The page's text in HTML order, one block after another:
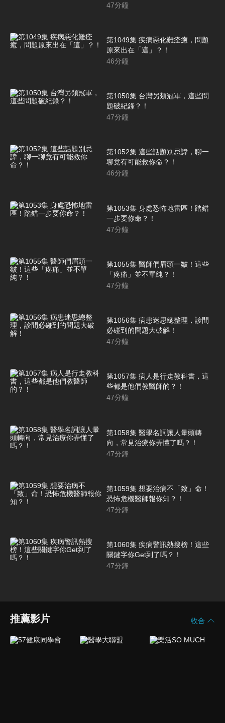
47分鐘
第1049集 疾病惡化難痊癒，問題
原來出在「這」？！
46分鐘
第1050集 台灣另類冠軍，這些問
題破紀錄？！
47分鐘
第1052集 這些話題別忌諱，聊一
聊竟有可能救你命？！
46分鐘
第1053集 身處恐怖地雷區！踏錯
一步要你命？！
47分鐘
第1055集 醫師們眉頭一皺！這些
「疼痛」並不單純？！
47分鐘
第1056集 病患迷思總整理，診間
必碰到的問題大破解！
47分鐘
第1057集 病人是行走教科書，這
些都是他們教醫師的？！
47分鐘
第1058集 醫學名詞讓人暈頭轉
向，常見治療你弄懂了嗎？！
47分鐘
第1059集 想要治病不「致」命！
恐怖危機醫師報你知？！
47分鐘
第1060集 疾病警訊熱搜榜！這些
關鍵字你Get到了嗎？！
47分鐘
推薦影片 收合